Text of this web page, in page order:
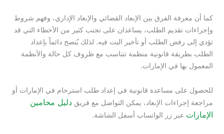
كما أن معرفة الفرق بين الإبعاد القضائي والإبعاد الإداري، وفهم شروط
وإجراءات تقديم الطلب، يساعدان على تجنب كثير من الأخطاء التي قد
تؤدي إلى رفض الطلب أو تأخير البت فيه. لذلك يُنصح دائماً بإعداد
الطلب بطريقة قانونية منظمة تتناسب مع ظروف كل حالة والأنظمة
المعمول بها في الإمارات.
للحصول على مساعدة قانونية في إعداد طلب استرحام في الإمارات أو
مراجعة إجراءات الإبعاد، يمكن التواصل مع فريق دليل محامين
الإمارات عبر زر الواتساب أسفل الشاشة.